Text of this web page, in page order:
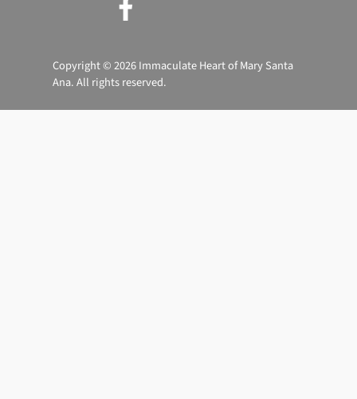
Copyright © 2026 Immaculate Heart of Mary Santa
Ana. All rights reserved.